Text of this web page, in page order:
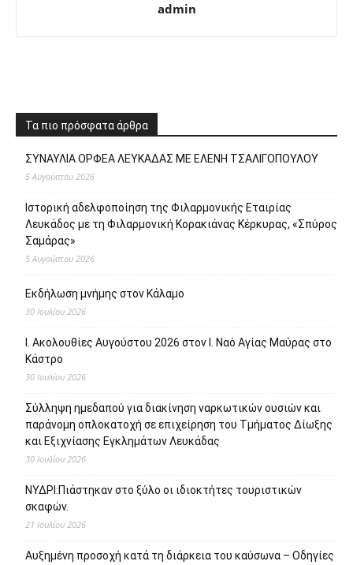
admin
Τα πιο πρόσφατα άρθρα
ΣΥΝΑΥΛΙΑ ΟΡΦΕΑ ΛΕΥΚΑΔΑΣ ΜΕ ΕΛΕΝΗ ΤΣΑΛΙΓΟΠΟΥΛΟΥ
5 Αυγούστου 2026
Ιστορική αδελφοποίηση της Φιλαρμονικής Εταιρίας
Λευκάδος με τη Φιλαρμονική Κορακιάνας Κέρκυρας, «Σπύρος
Σαμάρας»
5 Αυγούστου 2026
Εκδήλωση μνήμης στον Κάλαμο
30 Ιουλίου 2026
Ι. Ακολουθίες Αυγούστου 2026 στον Ι. Ναό Αγίας Μαύρας στο
Κάστρο
30 Ιουλίου 2026
Σύλληψη ημεδαπού για διακίνηση ναρκωτικών ουσιών και
παράνομη οπλοκατοχή σε επιχείρηση του Τμήματος Δίωξης
και Εξιχνίασης Εγκλημάτων Λευκάδας
30 Ιουλίου 2026
ΝΥΔΡΙ:Πιάστηκαν στο ξύλο οι ιδιοκτήτες τουριστικών
σκαφών.
21 Ιουλίου 2026
Αυξημένη προσοχή κατά τη διάρκεια του καύσωνα – Οδηγίες